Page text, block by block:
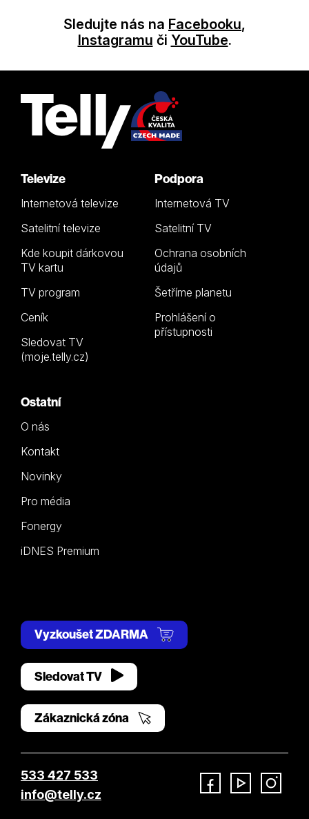
Sledujte nás na Facebooku,
Instagramu či YouTube.
Televize
Internetová televize
Satelitní televize
Kde koupit dárkovou
TV kartu
TV program
Ceník
Sledovat TV
(moje.telly.cz)
Podpora
Internetová TV
Satelitní TV
Ochrana osobních
údajů
Šetříme planetu
Prohlášení o
přístupnosti
Ostatní
O nás
Kontakt
Novinky
Pro média
Fonergy
iDNES Premium
Vyzkoušet ZDARMA
Sledovat TV
Zákaznická zóna
533 427 533
info@telly.cz